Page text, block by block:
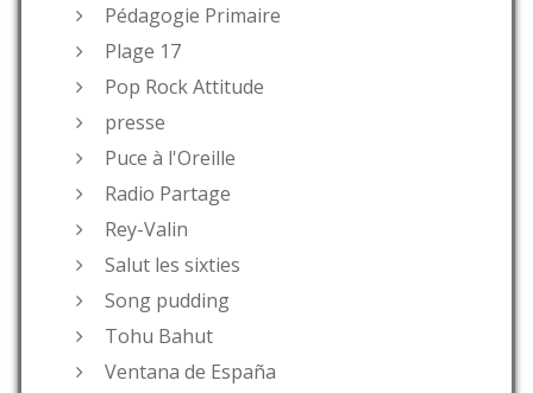
Pédagogie Primaire
Plage 17
Pop Rock Attitude
presse
Puce à l'Oreille
Radio Partage
Rey-Valin
Salut les sixties
Song pudding
Tohu Bahut
Ventana de España